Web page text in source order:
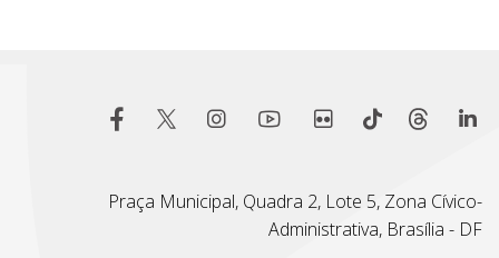
Praça Municipal, Quadra 2, Lote 5, Zona Cívico-
Administrativa, Brasília - DF